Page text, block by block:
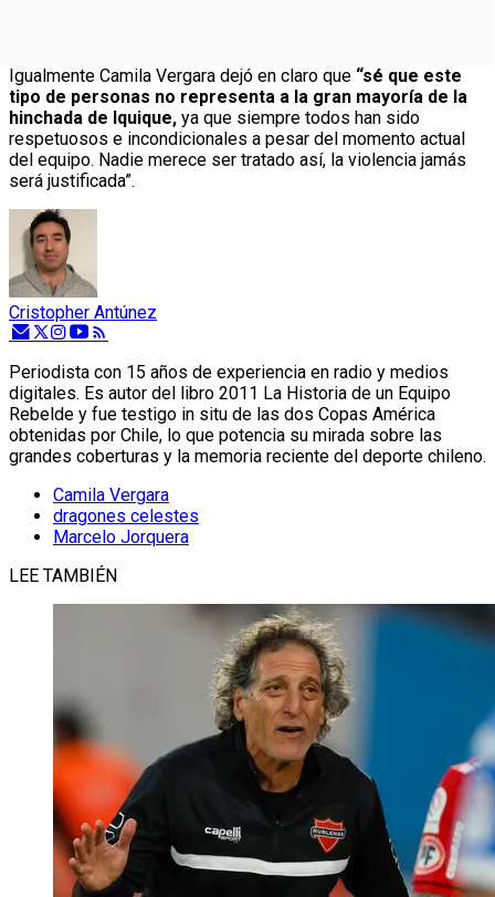
Igualmente Camila Vergara dejó en claro que “sé que este
tipo de personas no representa a la gran mayoría de la
hinchada de Iquique, ya que siempre todos han sido
respetuosos e incondicionales a pesar del momento actual
del equipo. Nadie merece ser tratado así, la violencia jamás
será justificada”.
Cristopher Antúnez
Periodista con 15 años de experiencia en radio y medios
digitales. Es autor del libro 2011 La Historia de un Equipo
Rebelde y fue testigo in situ de las dos Copas América
obtenidas por Chile, lo que potencia su mirada sobre las
grandes coberturas y la memoria reciente del deporte chileno.
Camila Vergara
dragones celestes
Marcelo Jorquera
LEE TAMBIÉN